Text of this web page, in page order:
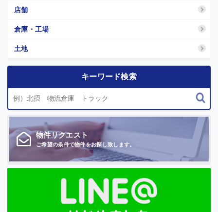
店舗
倉庫・工場
土地
キーワード検索
物件リクエスト
ご希望の条件で物件をお探し致します。